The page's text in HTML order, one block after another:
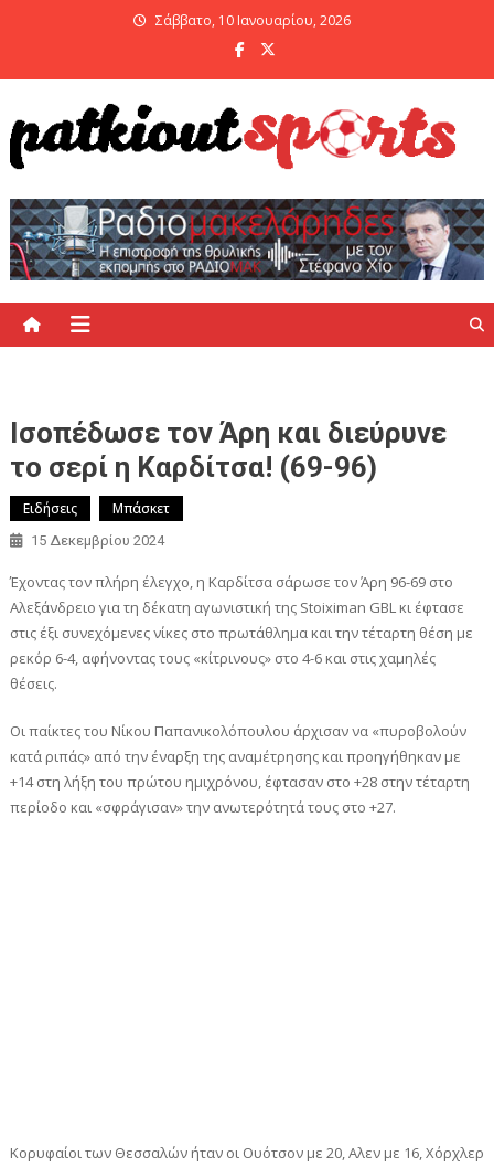
Σάββατο, 10 Ιανουαρίου, 2026
Ισοπέδωσε τον Άρη και διεύρυνε
το σερί η Καρδίτσα! (69-96)
Ειδήσεις Μπάσκετ
15 Δεκεμβρίου 2024
Έχοντας τον πλήρη έλεγχο, η Καρδίτσα σάρωσε τον Άρη 96-69 στο
Αλεξάνδρειο για τη δέκατη αγωνιστική της Stoiximan GBL κι έφτασε
στις έξι συνεχόμενες νίκες στο πρωτάθλημα και την τέταρτη θέση με
ρεκόρ 6-4, αφήνοντας τους «κίτρινους» στο 4-6 και στις χαμηλές
θέσεις.
Οι παίκτες του Νίκου Παπανικολόπουλου άρχισαν να «πυροβολούν
κατά ριπάς» από την έναρξη της αναμέτρησης και προηγήθηκαν με
+14 στη λήξη του πρώτου ημιχρόνου, έφτασαν στο +28 στην τέταρτη
περίοδο και «σφράγισαν» την ανωτερότητά τους στο +27.
Κορυφαίοι των Θεσσαλών ήταν οι Ουότσον με 20, Αλεν με 16, Χόρχλερ